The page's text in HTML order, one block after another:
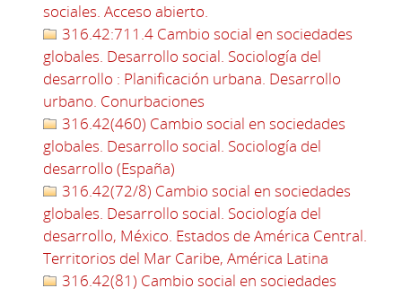
sociales. Acceso abierto.
316.42:711.4 Cambio social en sociedades
globales. Desarrollo social. Sociología del
desarrollo : Planificación urbana. Desarrollo
urbano. Conurbaciones
316.42(460) Cambio social en sociedades
globales. Desarrollo social. Sociología del
desarrollo (España)
316.42(72/8) Cambio social en sociedades
globales. Desarrollo social. Sociología del
desarrollo, México. Estados de América Central.
Territorios del Mar Caribe, América Latina
316.42(81) Cambio social en sociedades